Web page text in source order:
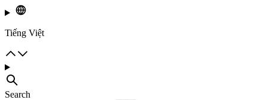
Tiếng Việt
Search